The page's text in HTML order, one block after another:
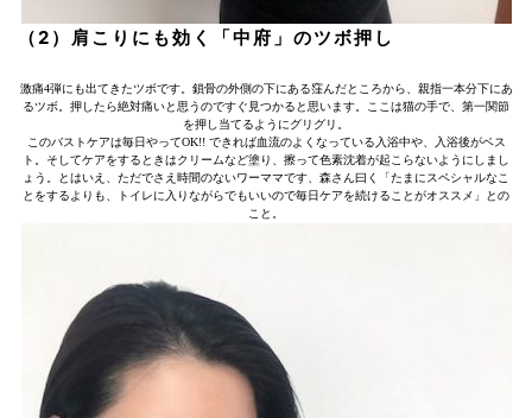
（2）肩こりにも効く「中府」のツボ押し
激痛4弾にも出てきたツボです。鎖骨の外側の下にある窪んだところから、親指一本分下にあ
るツボ。押したら絶対痛いと思うのですぐ見つかると思います。ここは猫の手で、第一関節
を押し当てるようにグリグリ。
このバストケアは毎日やってOK!! できれば血流のよくなっている入浴中や、入浴後がベス
ト。そしてケアをするときはクリームなど塗り、擦って色素沈着が起こらないようにしまし
ょう。とはいえ、ただでさえ時間のないワーママです、森さん曰く「たまにスペシャルなこ
とをするよりも、トイレに入りながらでもいいので毎日ケアを続けることがオススメ」との
こと。